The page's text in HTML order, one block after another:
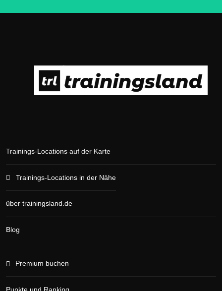
Trainings-Locations auf der Karte
Trainings-Locations in der Nähe
über trainingsland.de
Blog
Premium buchen
Punkte und Ranking